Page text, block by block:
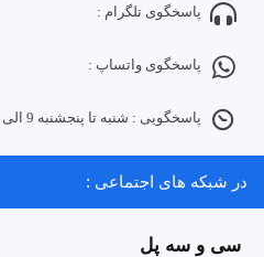
پاسخگوی تلگرام :
پاسخگوی واتساپ :
پاسخگویی : شنبه تا پنجشنبه 9 الی 14 و 17 الی 20
در شبکه های اجتماعی :
سی و سه پل